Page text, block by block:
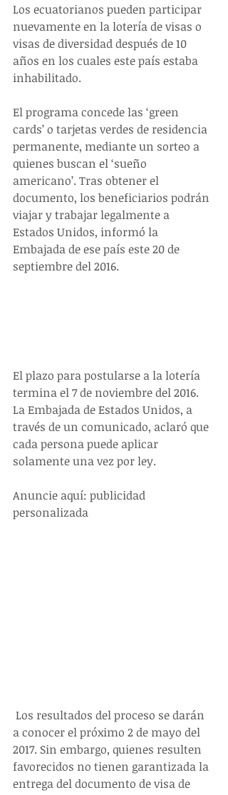
Los ecuatorianos pueden participar
nuevamente en la lotería de visas o
visas de diversidad después de 10
años en los cuales este país estaba
inhabilitado.
El programa concede las ‘green
cards’ o tarjetas verdes de residencia
permanente, mediante un sorteo a
quienes buscan el ‘sueño
americano’. Tras obtener el
documento, los beneficiarios podrán
viajar y trabajar legalmente a
Estados Unidos, informó la
Embajada de ese país este 20 de
septiembre del 2016.
El plazo para postularse a la lotería
termina el 7 de noviembre del 2016.
La Embajada de Estados Unidos, a
través de un comunicado, aclaró que
cada persona puede aplicar
solamente una vez por ley.
Anuncie aquí: publicidad
personalizada
a conocer el próximo 2 de mayo del
2017. Sin embargo, quienes resulten
favorecidos no tienen garantizada la
entrega del documento de visa de